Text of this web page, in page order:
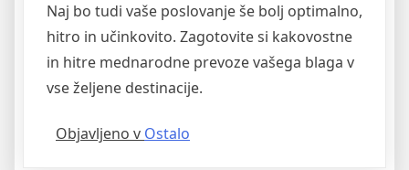
Naj bo tudi vaše poslovanje še bolj optimalno,
hitro in učinkovito. Zagotovite si kakovostne
in hitre mednarodne prevoze vašega blaga v
vse željene destinacije.
Objavljeno v Ostalo